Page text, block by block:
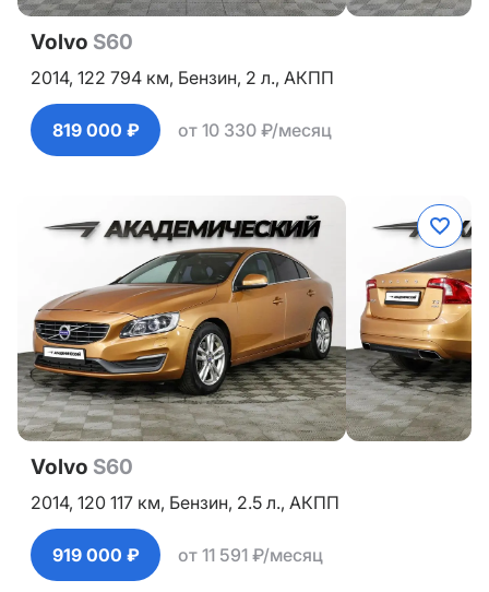
Volvo S60
2014, 122 794 км, Бензин, 2 л., АКПП
819 000 ₽ от 10 330 ₽/месяц
Volvo S60
2014, 120 117 км, Бензин, 2.5 л., АКПП
919 000 ₽ от 11 591 ₽/месяц